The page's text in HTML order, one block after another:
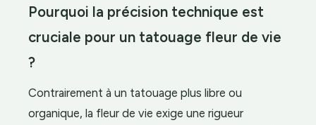
Pourquoi la précision technique est
cruciale pour un tatouage fleur de vie
?
Contrairement à un tatouage plus libre ou
organique, la fleur de vie exige une rigueur